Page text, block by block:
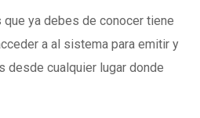
ya debes de conocer tiene
a al sistema para emitir y
desde cualquier lugar donde